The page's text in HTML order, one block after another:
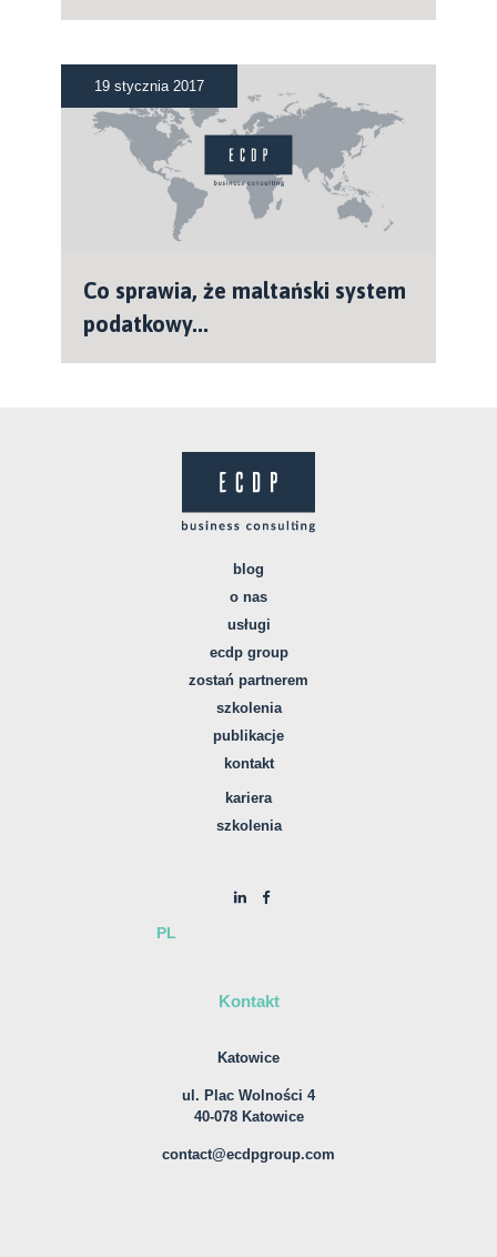
19 stycznia 2017
Co sprawia, że maltański system
podatkowy...
blog
o nas
usługi
ecdp group
zostań partnerem
szkolenia
publikacje
kontakt
kariera
szkolenia
PL
Kontakt
Katowice
ul. Plac Wolności 4
40-078 Katowice
contact@ecdpgroup.com